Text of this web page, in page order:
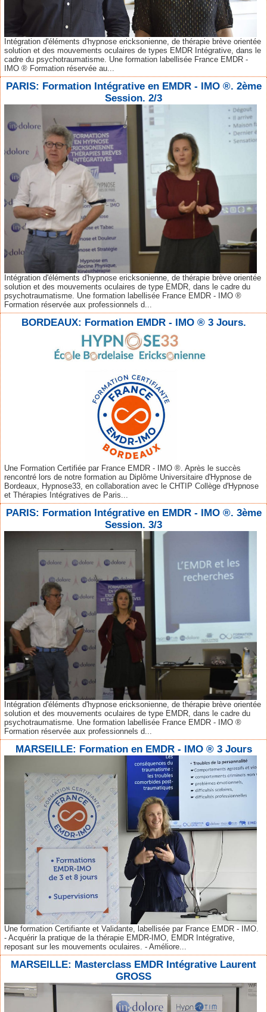
Intégration d'éléments d'hypnose ericksonienne, de thérapie brève orientée
solution et des mouvements oculaires de types EMDR Intégrative, dans le
cadre du psychotraumatisme. Une formation labellisée France EMDR -
IMO ® Formation réservée au...
PARIS: Formation Intégrative en EMDR - IMO ®. 2ème
Session. 2/3
Intégration d'éléments d'hypnose ericksonienne, de thérapie brève orientée
solution et des mouvements oculaires de type EMDR, dans le cadre du
psychotraumatisme. Une formation labellisée France EMDR - IMO ®
Formation réservée aux professionnels d...
BORDEAUX: Formation EMDR - IMO ® 3 Jours.
Une Formation Certifiée par France EMDR - IMO ®. Après le succès
rencontré lors de notre formation au Diplôme Universitaire d'Hypnose de
Bordeaux, Hypnose33, en collaboration avec le CHTIP Collège d'Hypnose
et Thérapies Intégratives de Paris...
PARIS: Formation Intégrative en EMDR - IMO ®. 3ème
Session. 3/3
Intégration d'éléments d'hypnose ericksonienne, de thérapie brève orientée
solution et des mouvements oculaires de type EMDR, dans le cadre du
psychotraumatisme. Une formation labellisée France EMDR - IMO ®
Formation réservée aux professionnels d...
MARSEILLE: Formation en EMDR - IMO ® 3 Jours
Une formation Certifiante et Validante, labellisée par France EMDR - IMO.
- Acquérir la pratique de la thérapie EMDR-IMO, EMDR Intégrative,
reposant sur les mouvements oculaires. - Améliore...
MARSEILLE: Masterclass EMDR Intégrative Laurent
GROSS